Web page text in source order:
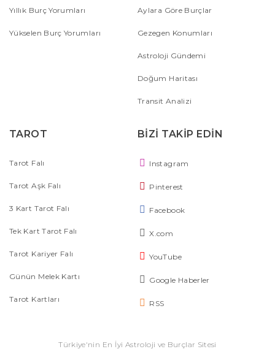
Yıllık Burç Yorumları
Yükselen Burç Yorumları
Aylara Göre Burçlar
Gezegen Konumları
Astroloji Gündemi
Doğum Haritası
Transit Analizi
TAROT
Tarot Falı
Tarot Aşk Falı
3 Kart Tarot Falı
Tek Kart Tarot Falı
Tarot Kariyer Falı
Günün Melek Kartı
Tarot Kartları
BİZİ TAKİP EDİN
Instagram
Pinterest
Facebook
X.com
YouTube
Google Haberler
RSS
Türkiye'nin En İyi Astroloji ve Burçlar Sitesi